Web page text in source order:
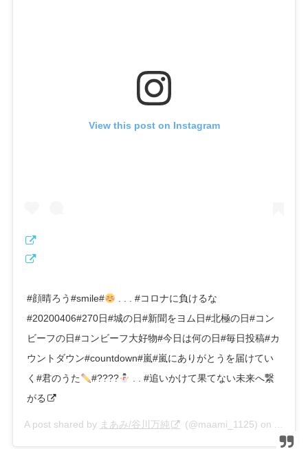
View this post on Instagram
#顔晴ろう#smile#
. . . #コロナに負けるな
#20200406#270日#城の日#新聞をヨム日#北極の日#コン
ビーフの日#コンビーフ大好物#今日は何の日#毎日投稿#カ
ウントダウン#countdown#嵐#嵐にありがとうを届けてい
く#君のうた
#????
. . #追いかけて果てない未来へ繋
がる
A post shared by まあみ/谷川万純 (@maami_1125) on Apr 6,